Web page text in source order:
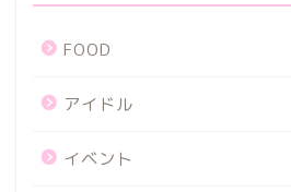
FOOD
アイドル
イベント